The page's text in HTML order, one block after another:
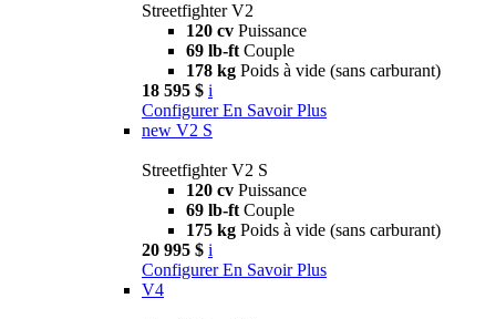
Streetfighter V2
120 cv Puissance
69 lb-ft Couple
178 kg Poids à vide (sans carburant)
18 595 $ i
Configurer En Savoir Plus
new V2 S
Streetfighter V2 S
120 cv Puissance
69 lb-ft Couple
175 kg Poids à vide (sans carburant)
20 995 $ i
Configurer En Savoir Plus
V4